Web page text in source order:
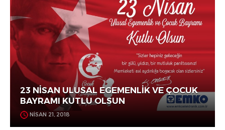
23 NİSAN ULUSAL EGEMENLİK VE ÇOCUK
BAYRAMI KUTLU OLSUN
NİSAN 21, 2018